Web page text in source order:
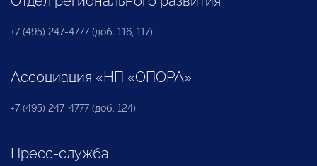
+7 (495) 247-4777 (доб. 116, 117)
Ассоциация «НП «ОПОРА»
+7 (495) 247-4777 (доб. 124)
Пресс-служба